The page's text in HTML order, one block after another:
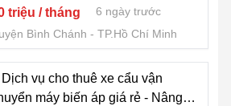
triệu / tháng
6 ngày trước
Bình Chánh
TP.Hồ Chí Minh
Dịch vụ cho thuê xe cẩu vận
máy biến áp giá rẻ - Nâng